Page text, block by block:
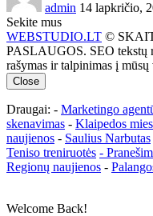
admin 14 lapkričio,
Sekite mus
WEBSTUDIO.LT ©
PASLAUGOS. SEO tekstų
rašymas ir talpinimas į mūsų
Close
Draugai: - Marketingo
skenavimas - Klaipedos
naujienos - Saulius Narbutas
Teniso treniruotės -
Regionų naujienos -
Welcome Back!